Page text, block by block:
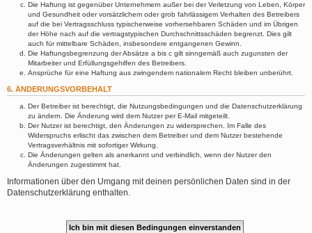
Die Haftung ist gegenüber Unternehmern außer bei der Verletzung von Leben, Körper
und Gesundheit oder vorsätzlichem oder grob fahrlässigem Verhalten des Betreibers
auf die bei Vertragsschluss typischerweise vorhersehbaren Schäden und im Übrigen
der Höhe nach auf die vertragstypischen Durchschnittsschäden begrenzt. Dies gilt
auch für mittelbare Schäden, insbesondere entgangenen Gewinn.
Die Haftungsbegrenzung der Absätze a bis c gilt sinngemäß auch zugunsten der
Mitarbeiter und Erfüllungsgehilfen des Betreibers.
Ansprüche für eine Haftung aus zwingendem nationalem Recht bleiben unberührt.
6. ÄNDERUNGSVORBEHALT
Der Betreiber ist berechtigt, die Nutzungsbedingungen und die Datenschutzerklärung
zu ändern. Die Änderung wird dem Nutzer per E-Mail mitgeteilt.
Der Nutzer ist berechtigt, den Änderungen zu widersprechen. Im Falle des
Widerspruchs erlischt das zwischen dem Betreiber und dem Nutzer bestehende
Vertragsverhältnis mit sofortiger Wirkung.
Die Änderungen gelten als anerkannt und verbindlich, wenn der Nutzer den
Änderungen zugestimmt hat.
Informationen über den Umgang mit deinen persönlichen Daten sind in der
Datenschutzerklärung enthalten.